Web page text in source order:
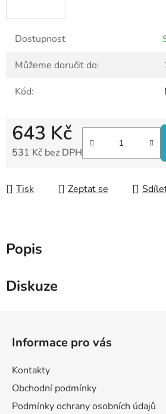
Dostupnost
Můžeme doručit do:
Kód:
643 Kč
531 Kč bez DPH
Tisk Zeptat se
Popis
Diskuze
Informace pro vás
Kontakty
Obchodní podmínky
Podmínky ochrany osobních údajů